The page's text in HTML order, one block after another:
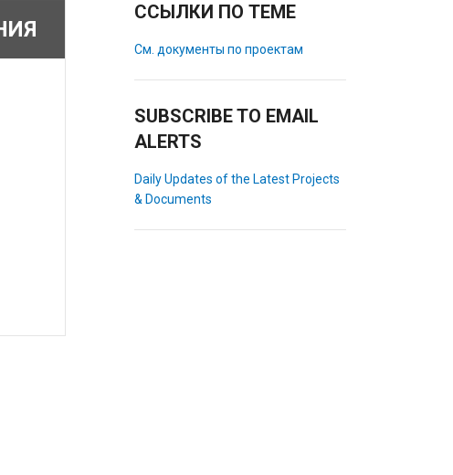
ССЫЛКИ ПО ТЕМЕ
См. документы по проектам
SUBSCRIBE TO EMAIL
ALERTS
Daily Updates of the Latest Projects
& Documents